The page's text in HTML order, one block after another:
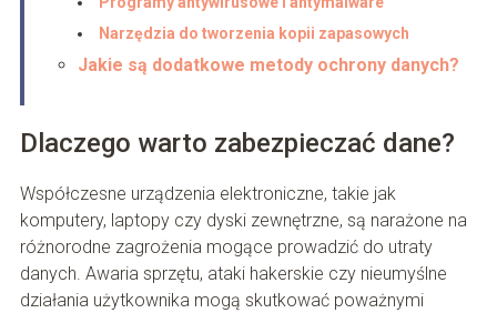
Narzędzia do tworzenia kopii zapasowych
Jakie są dodatkowe metody ochrony danych?
Dlaczego warto zabezpieczać dane?
Współczesne urządzenia elektroniczne, takie jak
komputery, laptopy czy dyski zewnętrzne, są narażone na
różnorodne zagrożenia mogące prowadzić do utraty
danych. Awaria sprzętu, ataki hakerskie czy nieumyślne
działania użytkownika mogą skutkować poważnymi